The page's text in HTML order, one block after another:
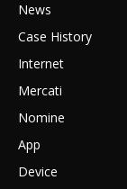
News
Case History
Internet
Mercati
Nomine
App
Device